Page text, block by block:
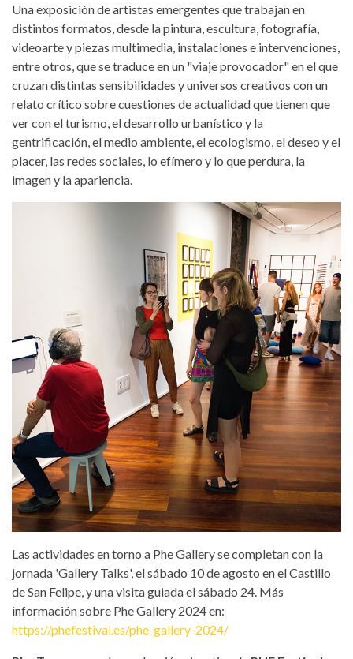
Una exposición de artistas emergentes que trabajan en
distintos formatos, desde la pintura, escultura, fotografía,
videoarte y piezas multimedia, instalaciones e intervenciones,
entre otros, que se traduce en un "viaje provocador" en el que
cruzan distintas sensibilidades y universos creativos con un
relato crítico sobre cuestiones de actualidad que tienen que
ver con el turismo, el desarrollo urbanístico y la
gentrificación, el medio ambiente, el ecologismo, el deseo y el
placer, las redes sociales, lo efímero y lo que perdura, la
imagen y la apariencia.
phe-gallery-2024-2.jpg
Las actividades en torno a Phe Gallery se completan con la
jornada 'Gallery Talks', el sábado 10 de agosto en el Castillo
de San Felipe, y una visita guiada el sábado 24. Más
información sobre Phe Gallery 2024 en:
https://phefestival.es/phe-gallery-2024/